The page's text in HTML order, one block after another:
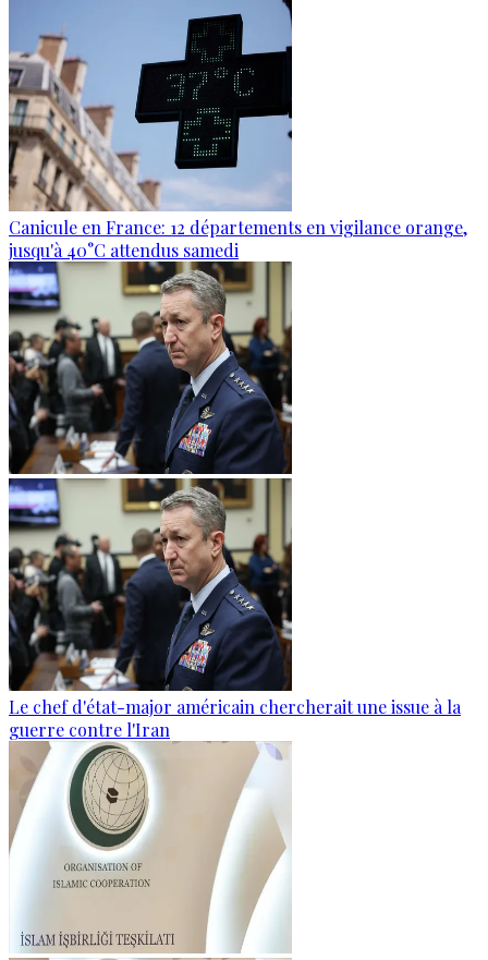
Canicule en France: 12 départements en vigilance orange,
jusqu'à 40°C attendus samedi
Le chef d'état-major américain chercherait une issue à la
guerre contre l'Iran